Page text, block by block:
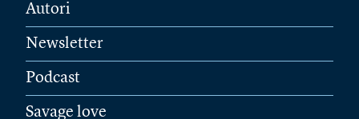
Autori
Newsletter
Podcast
Savage love